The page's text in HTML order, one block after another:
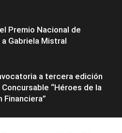
Premio Nacional de
Gabriela Mistral
a tercera edición
“Héroes de la
Financiera”